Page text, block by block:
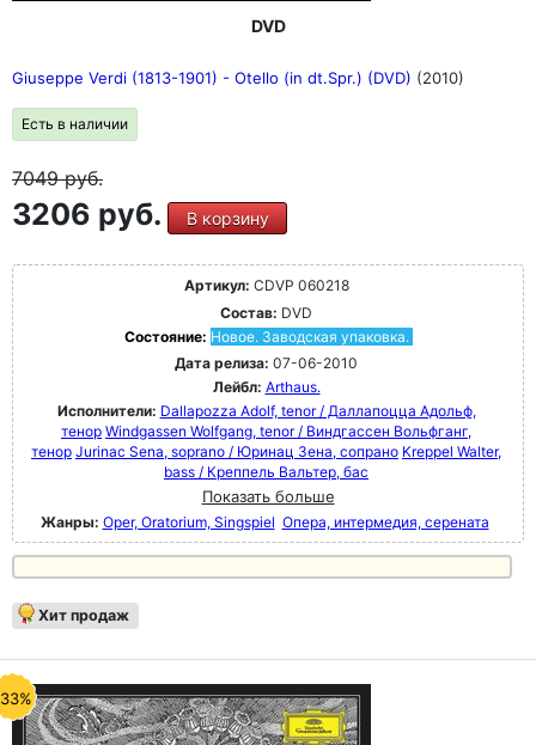
DVD
Giuseppe Verdi (1813-1901) - Otello (in dt.Spr.) (DVD) (2010)
Есть в наличии
7049руб.
3206 руб. В корзину
Артикул: CDVP 060218
Состав: DVD
Состояние: Новое. Заводская упаковка.
Дата релиза: 07-06-2010
Лейбл: Arthaus.
Исполнители: Dallapozza Adolf, tenor / Даллапоцца Адольф,
тенор Windgassen Wolfgang, tenor / Виндгассен Вольфганг,
тенор Jurinac Sena, soprano / Юринац Зена, сопрано Kreppel Walter,
bass / Креппель Вальтер, бас
Показать больше
Жанры: Oper, Oratorium, Singspiel Опера, интермедия, серената
Хит продаж